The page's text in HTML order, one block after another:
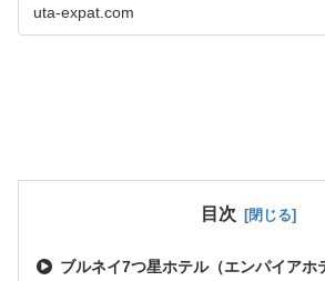
uta-expat.com
目次
ブルネイ7つ星ホテル（エンパイアホ